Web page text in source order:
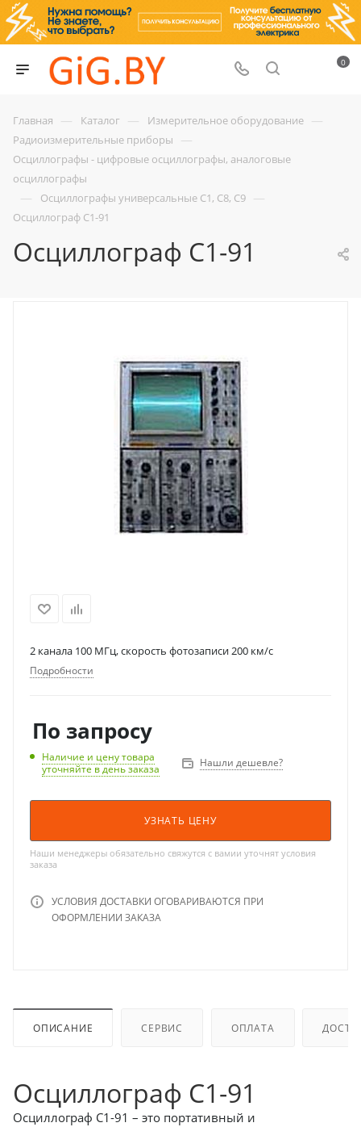
0
Главная — Каталог — Измерительное оборудование —
Радиоизмерительные приборы —
Осциллографы - цифровые осциллографы, аналоговые
осциллографы
— Осциллографы универсальные С1, С8, С9 —
Осциллограф С1-91
Осциллограф С1-91
2 канала 100 МГц, скорость фотозаписи 200 км/с
Подробности
По запросу
Наличие и цену товара
уточняйте в день заказа
Нашли дешевле?
УЗНАТЬ ЦЕНУ
Наши менеджеры обязательно свяжутся с вамии уточнят условия
заказа
УСЛОВИЯ ДОСТАВКИ ОГОВАРИВАЮТСЯ ПРИ
ОФОРМЛЕНИИ ЗАКАЗА
ОПИСАНИЕ СЕРВИС ОПЛАТА
Осциллограф С1-91
Осциллограф С1-91 – это портативный и